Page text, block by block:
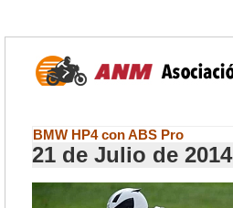
BMW HP4 con ABS Pro
21 de Julio de 2014